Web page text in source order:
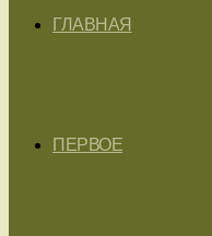
ГЛАВНАЯ
ПЕРВОЕ